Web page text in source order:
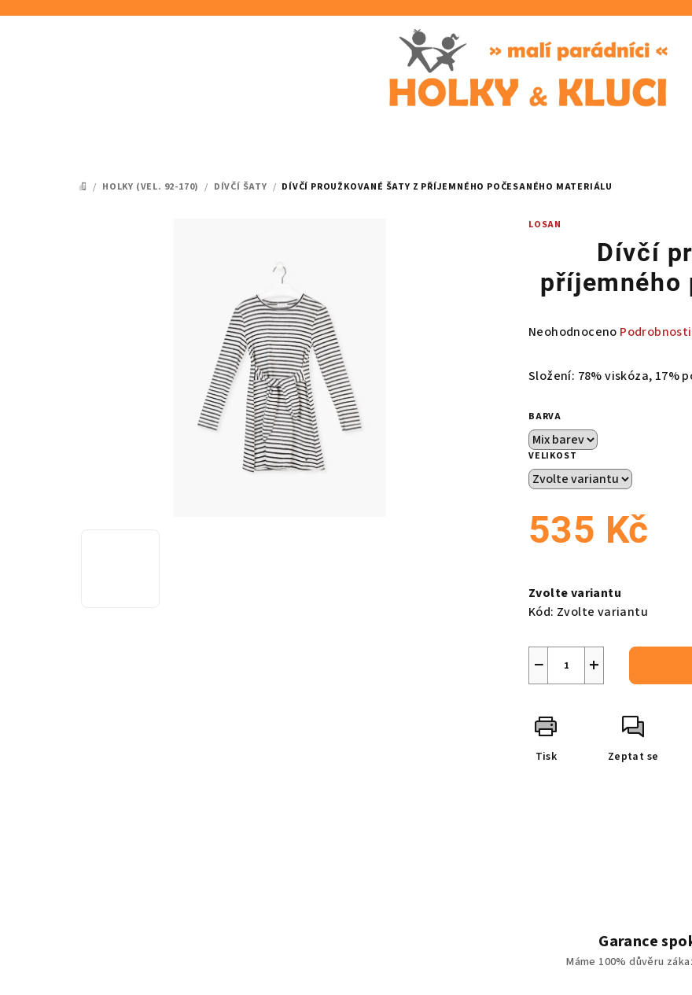
DOMŮ
/ HOLKY (VEL. 92-170) / DÍVČÍ ŠATY / DÍVČÍ PROUŽKOVANÉ ŠATY Z PŘÍJEMNÉHO POČESANÉHO MATERIÁLU
LOSAN
Dívčí
příjemného
Průměrné
produktu
z
5
hvězdiček.
Neohodnoceno
Složení: 78% viskóza, 17%
BARVA
VELIKOST
535 Kč
cena:
Zvolte variantu
Kód: Zvolte variantu
+
−
Tisk Zeptat se
Garance
Máme 100% důvěru